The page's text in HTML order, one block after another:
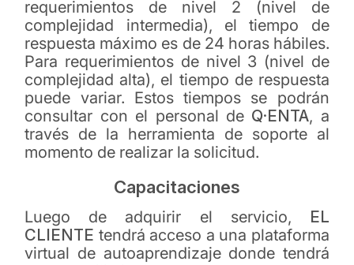
requerimientos de nivel 2 (nivel de
complejidad intermedia), el tiempo de
respuesta máximo es de 24 horas hábiles.
Para requerimientos de nivel 3 (nivel de
complejidad alta), el tiempo de respuesta
puede variar. Estos tiempos se podrán
consultar con el personal de Q·ENTA, a
través de la herramienta de soporte al
momento de realizar la solicitud.
Capacitaciones
Luego de adquirir el servicio, EL
CLIENTE tendrá acceso a una plataforma
virtual de autoaprendizaje donde tendrá